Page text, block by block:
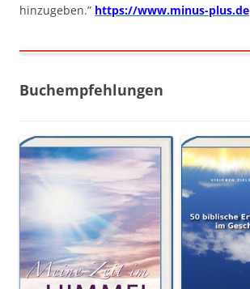
hinzugeben.” https://www.minus-plus.de
Buchempfehlungen